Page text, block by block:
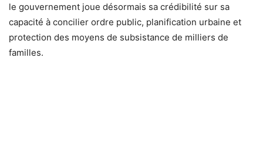
le gouvernement joue désormais sa crédibilité sur sa
capacité à concilier ordre public, planification urbaine et
protection des moyens de subsistance de milliers de
familles.